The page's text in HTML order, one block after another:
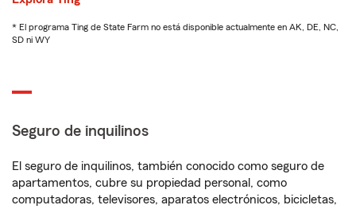
* El programa Ting de State Farm no está disponible actualmente en AK, DE, NC,
SD ni WY
Seguro de inquilinos
El seguro de inquilinos, también conocido como seguro de
apartamentos, cubre su propiedad personal, como
computadoras, televisores, aparatos electrónicos, bicicletas,